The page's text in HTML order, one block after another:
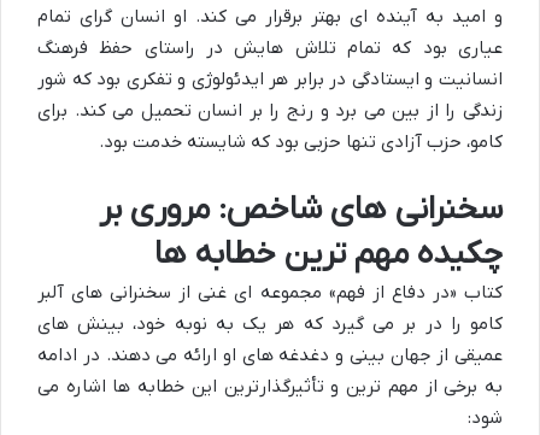
و امید به آینده ای بهتر برقرار می کند. او انسان گرای تمام
عیاری بود که تمام تلاش هایش در راستای حفظ فرهنگ
انسانیت و ایستادگی در برابر هر ایدئولوژی و تفکری بود که شور
زندگی را از بین می برد و رنج را بر انسان تحمیل می کند. برای
کامو، حزب آزادی تنها حزبی بود که شایسته خدمت بود.
سخنرانی های شاخص: مروری بر
چکیده مهم ترین خطابه ها
کتاب «در دفاع از فهم» مجموعه ای غنی از سخنرانی های آلبر
کامو را در بر می گیرد که هر یک به نوبه خود، بینش های
عمیقی از جهان بینی و دغدغه های او ارائه می دهند. در ادامه
به برخی از مهم ترین و تأثیرگذارترین این خطابه ها اشاره می
شود: